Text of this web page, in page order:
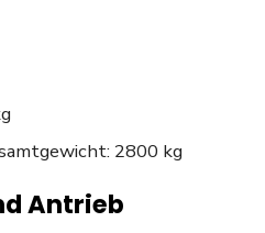
2800 kg
Antrieb